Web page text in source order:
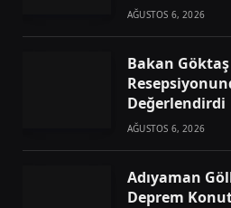
AĞUSTOS 6, 2026
Bakan
Değerlendirdi
AĞUSTOS 6, 2026
Adıyaman
Deprem